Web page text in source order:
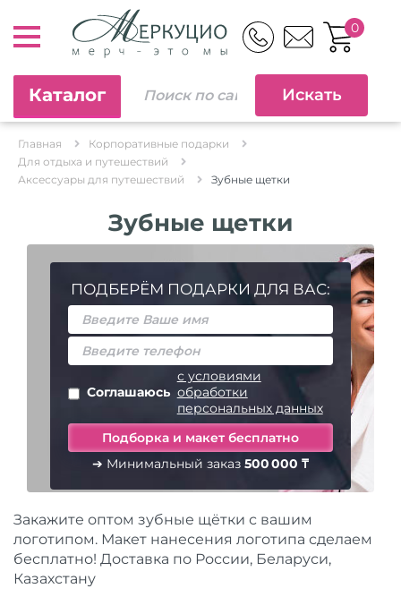
0
Каталог
Главная
Корпоративные подарки
Для отдыха и путешествий
Аксессуары для путешествий
Зубные щетки
Зубные щетки
ПОДБЕРЁМ ПОДАРКИ ДЛЯ ВАС:
Соглашаюсь
с условиями
обработки
персональных данных
➔ Минимальный заказ 500 000 ₸
Закажите оптом зубные щётки с вашим
логотипом. Макет нанесения логотипа сделаем
бесплатно! Доставка по России, Беларуси,
Казахстану